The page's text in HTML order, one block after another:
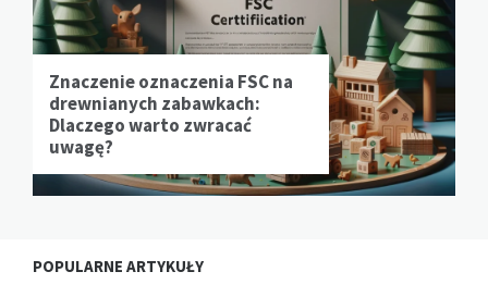
Znaczenie oznaczenia FSC na
drewnianych zabawkach:
Dlaczego warto zwracać
uwagę?
POPULARNE ARTYKUŁY